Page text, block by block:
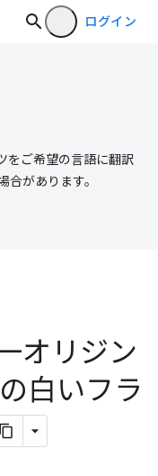
ログイン
をご希望の言語に翻訳
合があります。
オリジン
白いフラ